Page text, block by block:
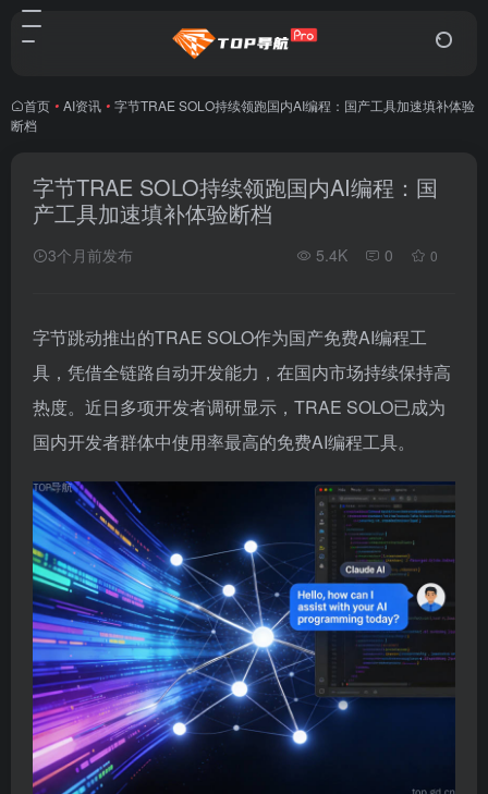
首页 • AI资讯 • 字节TRAE SOLO持续领跑国内AI编程：国产工具加速填补体验
断档
字节TRAE SOLO持续领跑国内AI编程：国
产工具加速填补体验断档
3个月前发布 5.4K 0 0
字节跳动推出的TRAE SOLO作为国产免费AI编程工
具，凭借全链路自动开发能力，在国内市场持续保持高
热度。近日多项开发者调研显示，TRAE SOLO已成为
国内开发者群体中使用率最高的免费AI编程工具。